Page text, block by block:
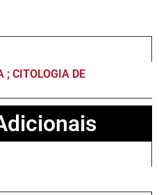
; CITOLOGIA DE